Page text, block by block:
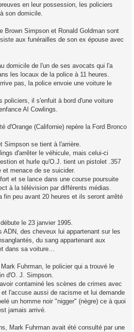
en leur possession, les policiers
son domicile.
Brown Simpson et Ronald Goldman sont
aux funérailles de son ex épouse avec
domicile de l'un de ses avocats qui l'a
les locaux de la police à 11 heures.
pas, la police envoie une voiture le
policiers, il s'enfuit à bord d'une voiture
Al Cowlings.
d'Orange (Californie) repère la Ford Bronco
Simpson se tient à l'arrière.
d'arrêter le véhicule, mais celui-ci
et hurle qu'O.J. tient un pistolet .357
et menace de se suicider.
et se lance dans une course poursuite
à la télévision par différents médias.
fin peu avant 20 heures et ils seront arrêté
le 23 janvier 1995.
ADN, des cheveux lui appartenant sur les
du sang appartenant aux
dans sa voiture…
Fuhrman, le policier qui a trouvé le
d'O. J. Simpson.
contaminé les scènes de crimes avec
l'accuse aussi de racisme et lui demande
un homme noir "nigger" (nègre) ce à quoi
jamais arrivé.
Mark Fuhrman avait été consulté par une